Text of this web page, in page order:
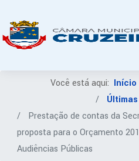
Você está aqui: Início
Prestação de contas da
proposta para o Orçamento
Audiências Públicas